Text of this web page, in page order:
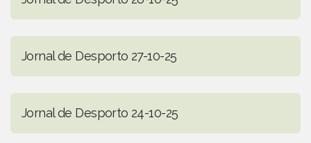
Jornal de Desporto 27-10-25
Jornal de Desporto 24-10-25